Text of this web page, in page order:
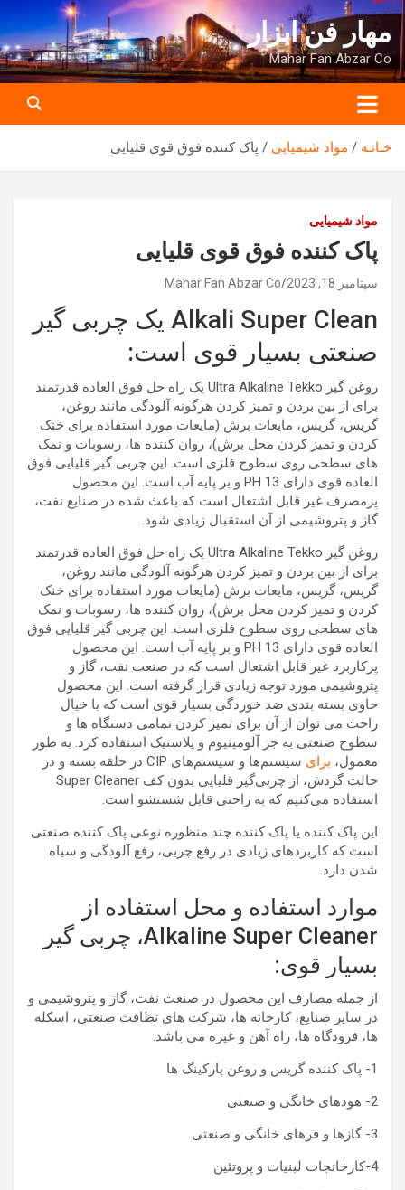
به
محتوا
برویدمهار فن ابزار
Mahar Fan Abzar Co
خـانـه مواد شیمیایی پاک کننده فوق قوی قلیایی
مواد شیمیایی
پاک کننده فوق قوی قلیایی
سپتامبر 18, 2023 Mahar Fan Abzar Co
Alkali Super Clean یک چربی گیر
صنعتی بسیار قوی است:
روغن گیر Ultra Alkaline Tekko یک راه حل فوق العاده قدرتمند
برای از بین بردن و تمیز کردن هرگونه آلودگی مانند روغن،
گریس، گریس، مایعات برش (مایعات مورد استفاده برای خنک
کردن و تمیز کردن محل برش)، روان کننده ها، رسوبات و نمک
های سطحی روی سطوح فلزی است. این چربی گیر قلیایی فوق
العاده قوی دارای PH 13 و بر پایه آب است. این محصول
پرمصرف غیر قابل اشتعال است که باعث شده در صنایع نفت،
گاز و پتروشیمی از آن استقبال زیادی شود.
روغن گیر Ultra Alkaline Tekko یک راه حل فوق العاده قدرتمند
برای از بین بردن و تمیز کردن هرگونه آلودگی مانند روغن،
گریس، گریس، مایعات برش (مایعات مورد استفاده برای خنک
کردن و تمیز کردن محل برش)، روان کننده ها، رسوبات و نمک
های سطحی روی سطوح فلزی است. این چربی گیر قلیایی فوق
العاده قوی دارای PH 13 و بر پایه آب است. این محصول
پرکاربرد غیر قابل اشتعال است که در صنعت نفت، گاز و
پتروشیمی مورد توجه زیادی قرار گرفته است. این محصول
حاوی بسته بندی ضد خوردگی بسیار قوی است که با خیال
راحت می توان از آن برای تمیز کردن تمامی دستگاه ها و
سطوح صنعتی به جز آلومینیوم و پلاستیک استفاده کرد. به طور
معمول، برای
سیستم‌ها و سیستم‌های CIP در حلقه بسته و در
حالت گردش، از چربی‌گیر قلیایی بدون کف Super Cleaner
استفاده می‌کنیم که به راحتی قابل شستشو است.
این پاک کننده یا پاک کننده چند منظوره نوعی پاک کننده صنعتی
است که کاربردهای زیادی در رفع چربی، رفع آلودگی و سیاه
شدن دارد.
موارد استفاده و محل استفاده از
Alkaline Super Cleaner، چربی گیر
بسیار قوی:
از جمله مصارف این محصول در صنعت نفت، گاز و پتروشیمی و
در سایر صنایع، کارخانه ها، شرکت های نظافت صنعتی، اسکله
ها، فرودگاه ها، راه آهن و غیره می باشد.
1- پاک کننده گریس و روغن پارکینگ ها
2- هودهای خانگی و صنعتی
3- گازها و فرهای خانگی و صنعتی
4-کارخانجات لبنیات و پروتئین